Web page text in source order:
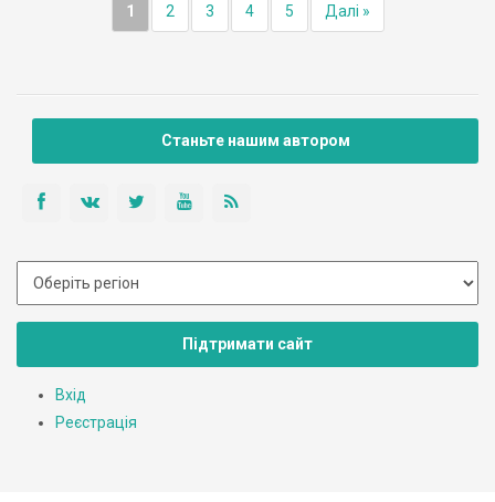
1 2 3 4 5 Далі »
Станьте нашим автором
Підтримати сайт
Вхід
Реєстрація